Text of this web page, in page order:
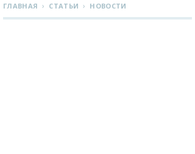
ГЛАВНАЯ › СТАТЬИ › НОВОСТИ